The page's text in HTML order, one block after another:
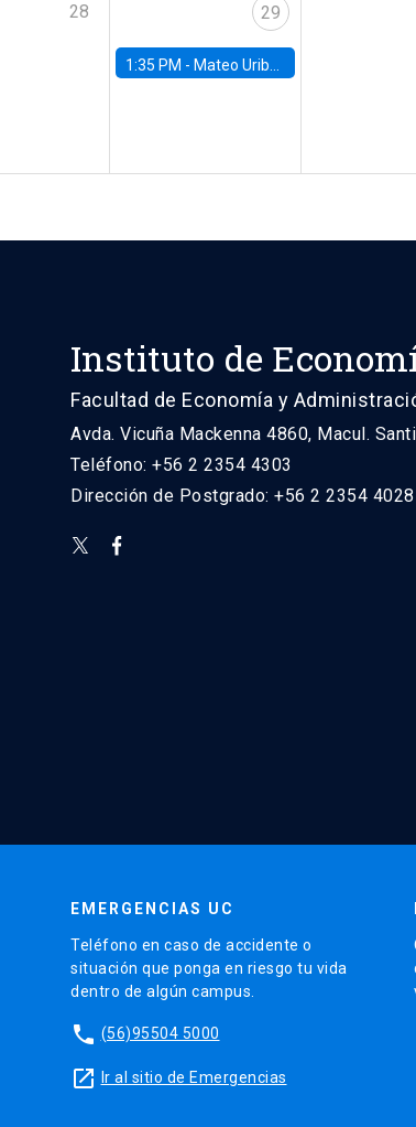
28 29
1:35 PM - Mateo Uribe-Castro, Universidad de los Andes (Colombia)
Instituto de
Facultad de Economía y
Avda. Vicuña Mackenna 4860, Macul.
Teléfono: +56 2 2354 4303
Dirección de Postgrado: +56 2 2354 4028
EMERGENCIAS UC
Teléfono en caso de accidente o
situación que ponga en riesgo tu vida
dentro de algún campus.
phone (56)95504 5000
launch Ir al sitio de Emergencias